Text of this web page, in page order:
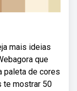
mais ideias
que
paleta de cores
te mostrar 50